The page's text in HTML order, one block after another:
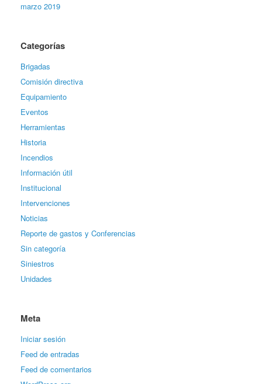
marzo 2019
Categorías
Brigadas
Comisión directiva
Equipamiento
Eventos
Herramientas
Historia
Incendios
Información útil
Institucional
Intervenciones
Noticias
Reporte de gastos y Conferencias
Sin categoría
Siniestros
Unidades
Meta
Iniciar sesión
Feed de entradas
Feed de comentarios